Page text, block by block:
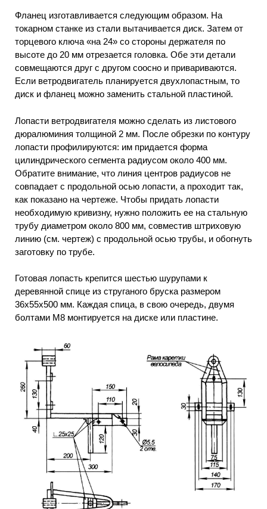
Фланец изготавливается следующим образом. На
токарном станке из стали вытачивается диск. Затем от
торцевого ключа «на 24» со стороны держателя по
высоте до 20 мм отрезается головка. Обе эти детали
совмещаются друг с другом соосно и привариваются.
Если ветродвигатель планируется двухлопастным, то
диск и фланец можно заменить стальной пластиной.
Лопасти ветродвигателя можно сделать из листового
дюралюминия толщиной 2 мм. После обрезки по контуру
лопасти профилируются: им придается форма
цилиндрического сегмента радиусом около 400 мм.
Обратите внимание, что линия центров радиусов не
совпадает с продольной осью лопасти, а проходит так,
как показано на чертеже. Чтобы придать лопасти
необходимую кривизну, нужно положить ее на стальную
трубу диаметром около 800 мм, совместив штриховую
линию (см. чертеж) с продольной осью трубы, и обогнуть
заготовку по трубе.
Готовая лопасть крепится шестью шурупами к
деревянной спице из струганого бруска размером
36x55x500 мм. Каждая спица, в свою очередь, двумя
болтами М8 монтируется на диске или пластине.